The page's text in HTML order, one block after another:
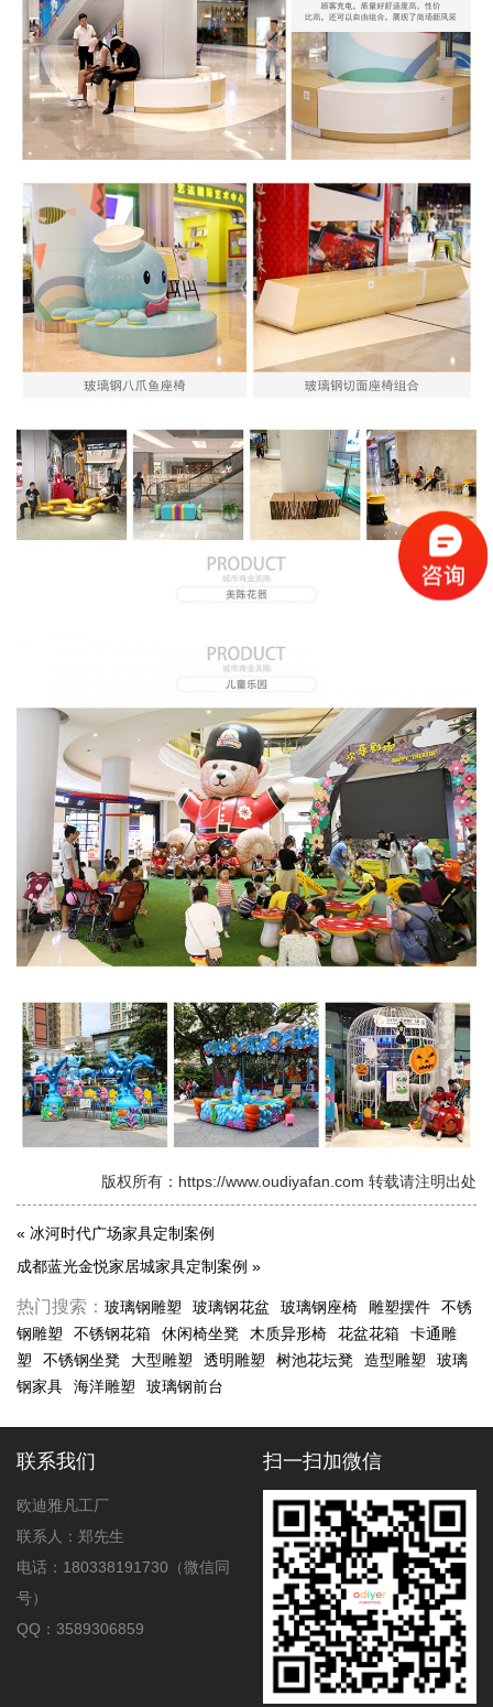
版权所有：https://www.oudiyafan.com 转载请注明出处
« 冰河时代广场家具定制案例
成都蓝光金悦家居城家具定制案例 »
热门搜索： 玻璃钢雕塑 玻璃钢花盆 玻璃钢座椅 雕塑摆件
不锈
钢雕塑
不锈钢花箱 休闲椅坐凳 木质异形椅 花盆花箱
卡通雕
塑
不锈钢坐凳 大型雕塑 透明雕塑 树池花坛凳 造型雕塑
玻璃
钢家具
海洋雕塑 玻璃钢前台
联系我们
欧迪雅凡工厂
联系人：郑先生
电话：180338191730（微信同
号）
QQ：3589306859
扫一扫加微信